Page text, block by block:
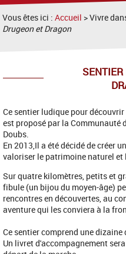
Vous êtes ici :Accueil > Vivre
Drugeon et Dragon
Ce sentier ludique pour
est proposé par la Communauté
Doubs.
En 2013,Il a été décidé de créer
valoriser le patrimoine naturel et
Sur quatre kilomètres, petits et
fibule (un bijou du moyen-âge)
rencontres en découvertes, au
aventure qui les conviera à la
Ce sentier comprend une
Un livret d'accompagnement